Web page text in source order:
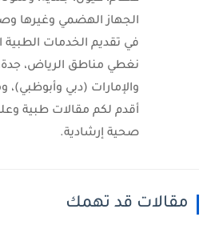
الجهاز الهضمي وغيرها
في تقديم الخدمات الطبية
نغطي مناطق الرياض، جدة،
والإمارات (دبي
أقدم لكم مقالات طبية
صحية إرشادية.
مقالات قد تهمك